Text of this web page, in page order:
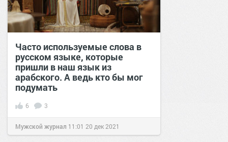
Часто используемые слова в
русском языке, которые
пришли в наш язык из
арабского. А ведь кто бы мог
подумать
6 3
Мужской журнал 11:01 20 дек 2021